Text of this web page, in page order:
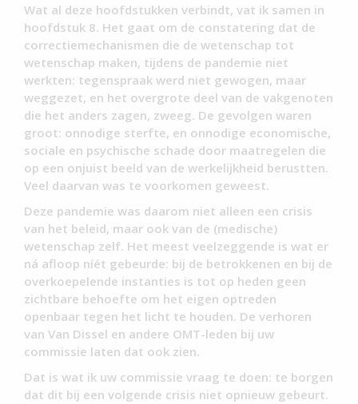
Wat al deze hoofdstukken verbindt, vat ik samen in
hoofdstuk 8. Het gaat om de constatering dat de
correctiemechanismen die de wetenschap tot
wetenschap maken, tijdens de pandemie niet
werkten: tegenspraak werd niet gewogen, maar
weggezet, en het overgrote deel van de vakgenoten
die het anders zagen, zweeg. De gevolgen waren
groot: onnodige sterfte, en onnodige economische,
sociale en psychische schade door maatregelen die
op een onjuist beeld van de werkelijkheid berustten.
Veel daarvan was te voorkomen geweest.
Deze pandemie was daarom niet alleen een crisis
van het beleid, maar ook van de (medische)
wetenschap zelf. Het meest veelzeggende is wat er
ná afloop níét gebeurde: bij de betrokkenen en bij de
overkoepelende instanties is tot op heden geen
zichtbare behoefte om het eigen optreden
openbaar tegen het licht te houden. De verhoren
van Van Dissel en andere OMT-leden bij uw
commissie laten dat ook zien.
Dat is wat ik uw commissie vraag te doen: te borgen
dat dit bij een volgende crisis niet opnieuw gebeurt.